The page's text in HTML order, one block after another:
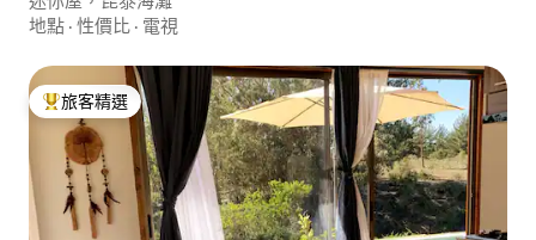
地點 · 性價比 · 電視
旅客精選榜首
旅客精選